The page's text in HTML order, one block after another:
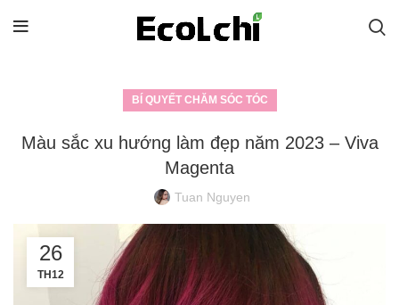
BÍ QUYẾT CHĂM SÓC TÓC
Màu sắc xu hướng làm đẹp năm 2023 – Viva
Magenta
Tuan Nguyen
26
TH12